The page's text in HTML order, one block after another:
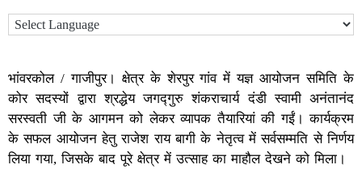
भांवरकोल / गाजीपुर। क्षेत्र के शेरपुर गांव में यज्ञ आयोजन समिति के
कोर सदस्यों द्वारा श्रद्धेय जगद्गुरु शंकराचार्य दंडी स्वामी अनंतानंद
सरस्वती जी के आगमन को लेकर व्यापक तैयारियां की गईं। कार्यक्रम
के सफल आयोजन हेतु राजेश राय बागी के नेतृत्व में सर्वसम्मति से निर्णय
लिया गया, जिसके बाद पूरे क्षेत्र में उत्साह का माहौल देखने को मिला।